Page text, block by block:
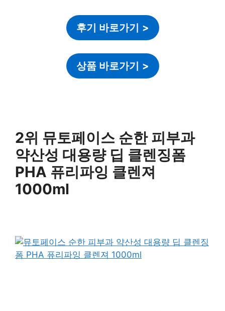
후기 바로가기 >
상품 바로가기 >
2위 뮤토페이스 순한 피부과
약산성 대용량 딥 클렌징폼
PHA 퓨리파잉 클렌져
1000ml